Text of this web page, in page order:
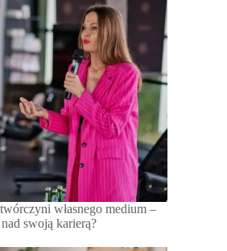
własnego medium –
swoją karierą?